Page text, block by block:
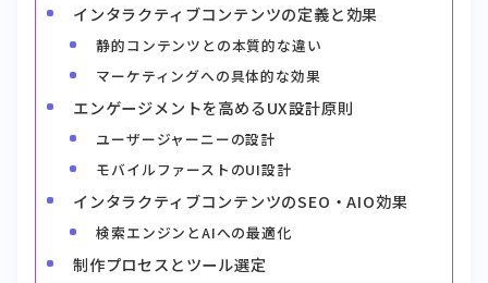
インタラクティブコンテンツの定義と効果
静的コンテンツとの本質的な違い
マーケティングへの具体的な効果
エンゲージメントを高めるUX設計原則
ユーザージャーニーの設計
モバイルファーストのUI設計
インタラクティブコンテンツのSEO・AIO効果
検索エンジンとAIへの最適化
制作プロセスとツール選定